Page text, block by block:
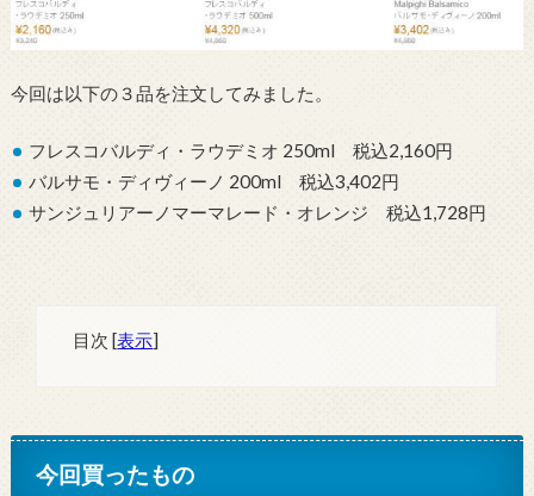
今回は以下の３品を注文してみました。
フレスコバルディ・ラウデミオ 250ml 税込2,160円
バルサモ・ディヴィーノ 200ml 税込3,402円
サンジュリアーノマーマレード・オレンジ 税込1,728円
目次 [表示]
今回買ったもの